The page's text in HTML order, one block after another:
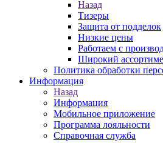
Назад
Тизеры
Защита от подделок
Низкие цены
Работаем с
Широкий
Политика обработки
Информация
Назад
Информация
Мобильное приложение
Программа лояльности
Справочная служба